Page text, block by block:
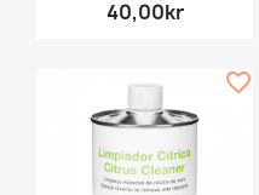
40,00kr
favorite_border